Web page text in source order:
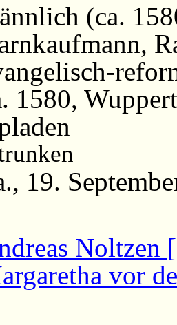
(ca.
1580,
19.
Noltzen
vor